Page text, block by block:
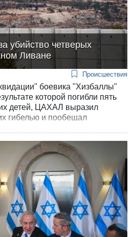
убийство четверых
Ливане
Происшествия
боевика "Хизбаллы"
которой погибли пять
детей, ЦАХАЛ выразил
гибелью и пообещал